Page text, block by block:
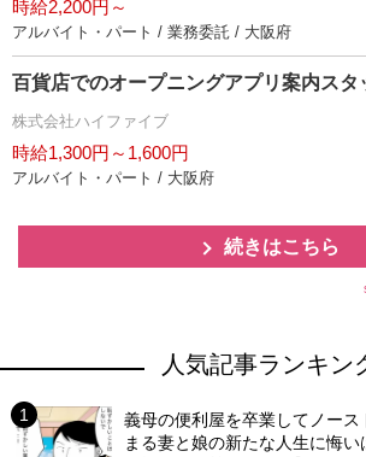
時給2,200円～
アルバイト・パート / 業務委託 / 大阪府
百貨店でのオープニングアプリ案内スタ
株式会社ハイファイブ
時給1,300円～1,600円
アルバイト・パート / 大阪府
続きはこちら
人気記事ランキン
義母の便利屋を卒業してノー
まる妻と娘の新たな人生に悔い